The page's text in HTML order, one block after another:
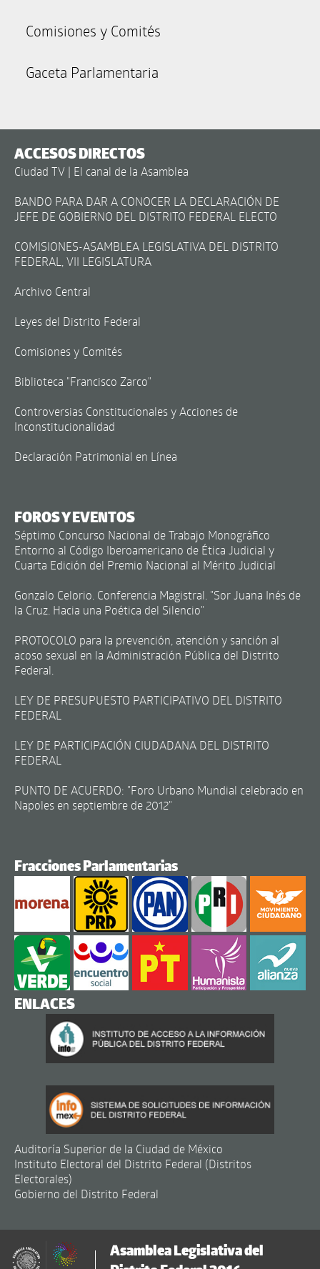
Comisiones y Comités
Gaceta Parlamentaria
ACCESOS DIRECTOS
Ciudad TV | El canal de la Asamblea
BANDO PARA DAR A CONOCER LA DECLARACIÓN DE
JEFE DE GOBIERNO DEL DISTRITO FEDERAL ELECTO
COMISIONES-ASAMBLEA LEGISLATIVA DEL DISTRITO
FEDERAL, VII LEGISLATURA
Archivo Central
Leyes del Distrito Federal
Comisiones y Comités
Biblioteca "Francisco Zarco"
Controversias Constitucionales y Acciones de
Inconstitucionalidad
Declaración Patrimonial en Línea
FOROS Y EVENTOS
Séptimo Concurso Nacional de Trabajo Monográfico
Entorno al Código Iberoamericano de Ética Judicial y
Cuarta Edición del Premio Nacional al Mérito Judicial
Gonzalo Celorio. Conferencia Magistral. "Sor Juana Inés de
la Cruz. Hacia una Poética del Silencio"
PROTOCOLO para la prevención, atención y sanción al
acoso sexual en la Administración Pública del Distrito
Federal.
LEY DE PRESUPUESTO PARTICIPATIVO DEL DISTRITO
FEDERAL
LEY DE PARTICIPACIÓN CIUDADANA DEL DISTRITO
FEDERAL
PUNTO DE ACUERDO: "Foro Urbano Mundial celebrado en
Napoles en septiembre de 2012"
Fracciones Parlamentarias
ENLACES
Auditoría Superior de la Ciudad de México
Instituto Electoral del Distrito Federal (Distritos
Electorales)
Gobierno del Distrito Federal
Asamblea Legislativa del